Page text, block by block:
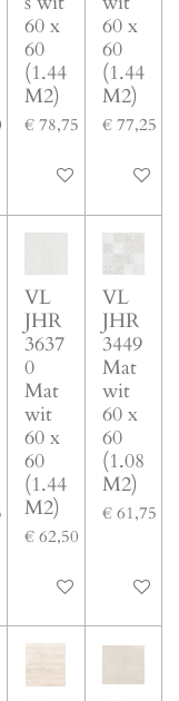
60 x
60
(1.44
M2)
€ 78,75
In winkelwagen
60 x
60
(1.44
M2)
€ 77,25
In
VL
JHR
3637
0
Mat
wit
60 x
60
(1.44
M2)
€ 62,50
In winkelwagen
VL
JHR
3449
Mat
wit
60 x
60
(1.08
M2)
€ 61,75
In